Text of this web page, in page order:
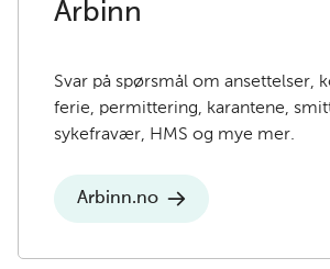
Arbinn
Svar på spørsmål om ansettelser,
ferie, permittering, karantene,
sykefravær, HMS og mye mer.
Arbinn.no